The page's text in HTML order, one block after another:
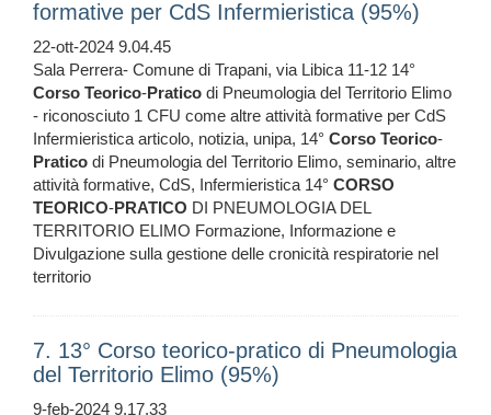
formative per CdS Infermieristica (95%)
22-ott-2024 9.04.45
Sala Perrera- Comune di Trapani, via Libica 11-12 14°
Corso Teorico-Pratico di Pneumologia del Territorio Elimo
- riconosciuto 1 CFU come altre attività formative per CdS
Infermieristica articolo, notizia, unipa, 14° Corso Teorico-
Pratico di Pneumologia del Territorio Elimo, seminario, altre
attività formative, CdS, Infermieristica 14° CORSO
TEORICO-PRATICO DI PNEUMOLOGIA DEL
TERRITORIO ELIMO Formazione, Informazione e
Divulgazione sulla gestione delle cronicità respiratorie nel
territorio
7. 13° Corso teorico-pratico di Pneumologia
del Territorio Elimo (95%)
9-feb-2024 9.17.33